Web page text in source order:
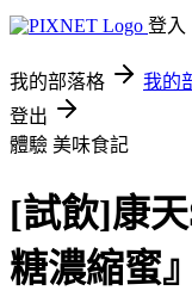
登入
我的部落格 我的
登出
體驗 美味食記
[試飲]康
糖濃縮蜜